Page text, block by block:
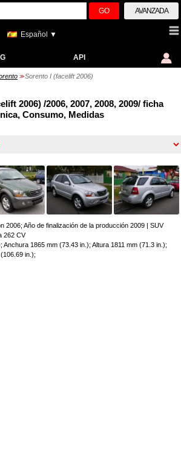
GO AVANZADA
Español ▼
API
>> Sorento I (facelift 2006)
2006) /2006, 2007, 2008, 2009/ ficha
Consumo, Medidas
2006; Año de finalización de la producción 2009 | SUV
262 CV
Anchura 1865 mm (73.43 in.); Altura 1811 mm (71.3 in.);
in.);